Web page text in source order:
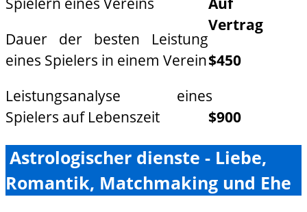
Vertrag
Dauer der besten Leistung
eines Spielers in einem Verein$450
Leistungsanalyse eines
Spielers auf Lebenszeit
$900
Astrologischer dienste - Liebe,
Romantik, Matchmaking und Ehe